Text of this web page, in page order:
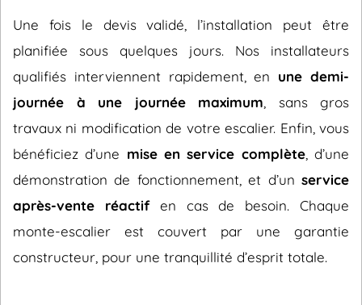
Une fois le devis validé, l’installation peut être
planifiée sous quelques jours. Nos installateurs
qualifiés interviennent rapidement, en une demi-
journée à une journée maximum , sans gros
travaux ni modification de votre escalier. Enfin, vous
bénéficiez d’une mise en service complète, d’une
démonstration de fonctionnement, et d’un service
après-vente réactifen cas de besoin. Chaque
monte-escalier est couvert par une garantie
constructeur, pour une tranquillité d’esprit totale.